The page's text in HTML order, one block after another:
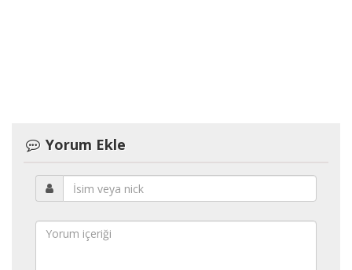
Yorum Ekle